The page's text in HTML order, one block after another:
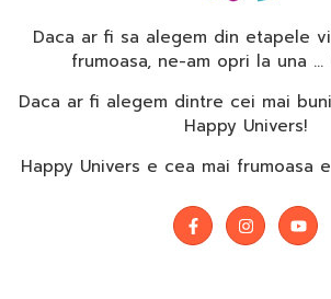
Daca ar fi sa alegem din etapele
frumoasa, ne-am opri la una …
Daca ar fi alegem dintre cei mai
Happy Univers!
Happy Univers e cea mai frumoasa